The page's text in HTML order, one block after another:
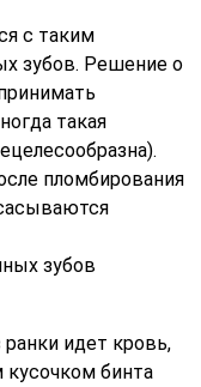
с таким
зубов. Решение о
такая
пломбирования
зубов
идет кровь,
кусочком бинта